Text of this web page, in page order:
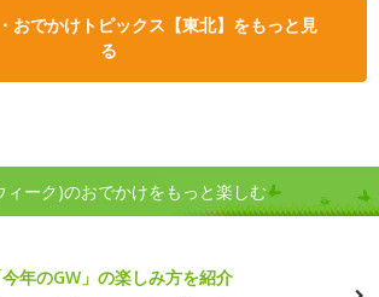
おでかけトピックス【東北】をもっと見
る
ィーク)のおでかけをもっと楽しむ
年のGW」の楽しみ方を紹介